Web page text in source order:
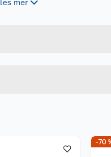
les merForpakningsmål
-70